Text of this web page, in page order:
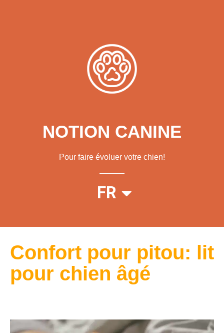
NOTION CANINE
Pour faire évoluer votre chien!
FR
EN
Confort pour pitou: lit
pour chien âgé